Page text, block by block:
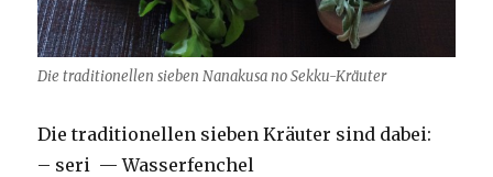
Die traditionellen sieben Nanakusa no Sekku-Kräuter
Die traditionellen sieben Kräuter sind dabei:
– seri — Wasserfenchel